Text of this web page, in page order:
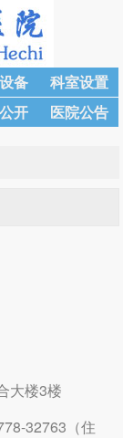
备
科室设置
开 医院公告
大楼3楼
32763（住